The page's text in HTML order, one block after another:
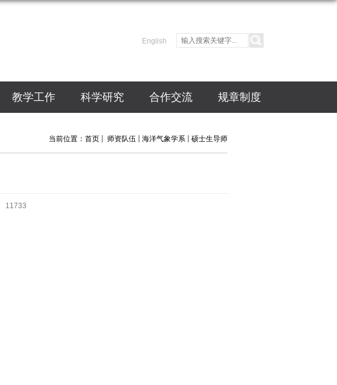
English
教学工作 科学研究 合作交流 规章制度
当前位置： 首页 师资队伍 海洋气象学系 硕士生导师
11733